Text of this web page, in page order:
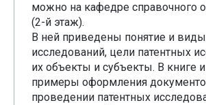
можно на кафедре справочного
(2-й этаж).
В ней приведены понятие и
исследований, цели патентных
их объекты и субъекты. В книге
примеры оформления
проведении патентных